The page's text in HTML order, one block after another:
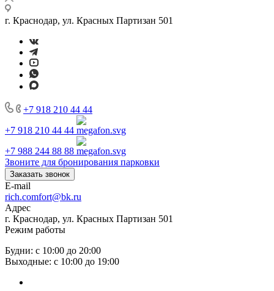
г. Краснодар, ул. Красных Партизан 501
+7 918 210 44 44
+7 918 210 44 44
+7 988 244 88 88
Звоните для бронирования парковки
Заказать звонок
E-mail
rich.comfort@bk.ru
Адрес
г. Краснодар, ул. Красных Партизан 501
Режим работы
Будни: с 10:00 до 20:00
Выходные: с 10:00 до 19:00